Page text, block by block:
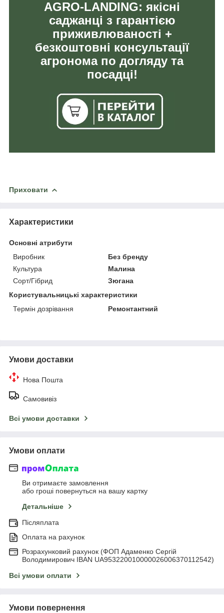
AGRO-LANDING: якісні
саджанці з гарантією
приживлюваності +
безкоштовні консультації
агронома по догляду та
посадці!
Приховати
Характеристики
Основні атрибути
Виробник
Без бренду
Культура
Малина
Сорт/Гібрид
Зюгана
Користувальницькі характеристики
Термін дозрівання
Ремонтантний
Умови доставки
Нова Пошта
Самовивіз
Всі умови доставки
Умови оплати
Ви отримаєте замовлення
або гроші повернуться на вашу картку
Детальніше
Післяплата
Оплата на рахунок
Розрахунковий рахунок (ФОП Адаменко Сергій
Володимирович IBAN UA953220010000026006370112542)
Всі умови оплати
Умови повернення